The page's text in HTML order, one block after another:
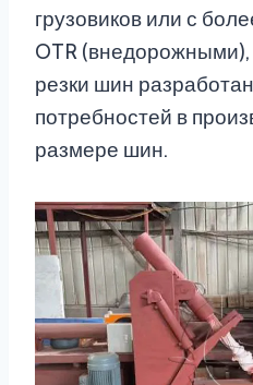
грузовиков или с
OTR
резки шин
потребностей в
размере шин.